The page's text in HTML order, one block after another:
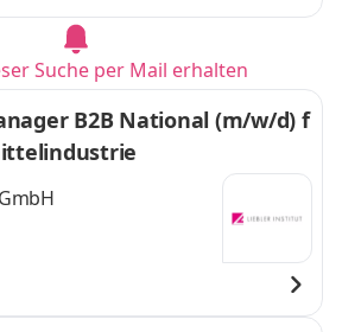
Suche per Mail erhalten
B2B National (m/w/d) f